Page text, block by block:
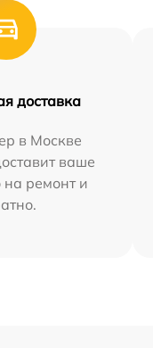
доставка
в Москве
ваше
на ремонт и